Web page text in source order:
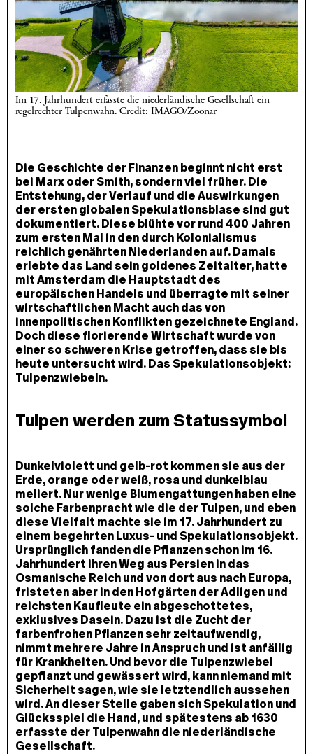
Im 17. Jahrhundert erfasste die niederländische Gesellschaft ein
regelrechter Tulpenwahn. Credit: IMAGO/Zoonar
Die Geschichte der Finanzen beginnt nicht erst
bei Marx oder Smith, sondern viel früher. Die
Entstehung, der Verlauf und die Auswirkungen
der ersten globalen Spekulationsblase sind gut
dokumentiert. Diese blühte vor rund 400 Jahren
zum ersten Mal in den durch Kolonialismus
reichlich genährten Niederlanden auf. Damals
erlebte das Land sein goldenes Zeitalter, hatte
mit Amsterdam die Hauptstadt des
europäischen Handels und überragte mit seiner
wirtschaftlichen Macht auch das von
innenpolitischen Konflikten gezeichnete England.
Doch diese florierende Wirtschaft wurde von
einer so schweren Krise getroffen, dass sie bis
heute untersucht wird. Das Spekulationsobjekt:
Tulpenzwiebeln.
Tulpen werden zum Statussymbol
Dunkelviolett und gelb-rot kommen sie aus der
Erde, orange oder weiß, rosa und dunkelblau
meliert. Nur wenige Blumengattungen haben eine
solche Farbenpracht wie die der Tulpen, und eben
diese Vielfalt machte sie im 17. Jahrhundert zu
einem begehrten Luxus- und Spekulationsobjekt.
Ursprünglich fanden die Pflanzen schon im 16.
Jahrhundert ihren Weg aus Persien in das
Osmanische Reich und von dort aus nach Europa,
fristeten aber in den Hofgärten der Adligen und
reichsten Kaufleute ein abgeschottetes,
exklusives Dasein. Dazu ist die Zucht der
farbenfrohen Pflanzen sehr zeitaufwendig,
nimmt mehrere Jahre in Anspruch und ist anfällig
für Krankheiten. Und bevor die Tulpenzwiebel
gepflanzt und gewässert wird, kann niemand mit
Sicherheit sagen, wie sie letztendlich aussehen
wird. An dieser Stelle gaben sich Spekulation und
Glücksspiel die Hand, und spätestens ab 1630
erfasste der Tulpenwahn die niederländische
Gesellschaft.